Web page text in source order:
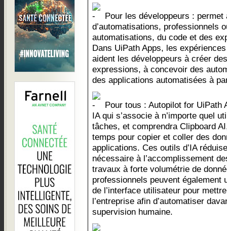
Pour les développeurs : permet
d’automatisations, professionnels
automatisations, du code et des
Dans UiPath Apps, les
aident les développeurs à créer
expressions, à concevoir des
des applications automatisées à
Pour tous : Autopilot for
IA qui s’associe à n’importe quel
tâches, et comprendra Clipboard
temps pour copier et coller des
applications. Ces outils d’IA
nécessaire à l’accomplissement
travaux à forte volumétrie de
professionnels peuvent également
de l’interface utilisateur pour
l’entreprise afin d’automatiser
supervision humaine.